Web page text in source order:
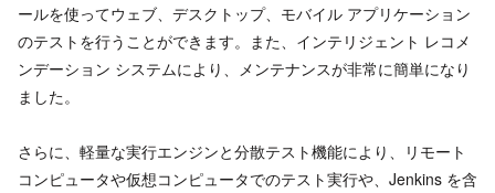
ールを使ってウェブ、デスクトップ、モバイル アプリケーション
のテストを行うことができます。また、インテリジェント レコメ
ンデーション システムにより、メンテナンスが非常に簡単になり
ました。
さらに、軽量な実行エンジンと分散テスト機能により、リモート
コンピュータや仮想コンピュータでのテスト実行や、Jenkins を含